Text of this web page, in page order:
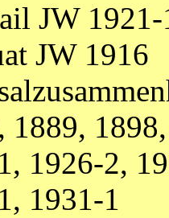
JW
JW 1916
1889,
1926-2,
1931-1